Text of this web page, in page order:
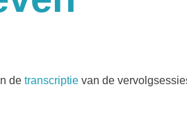
de transcriptievan de